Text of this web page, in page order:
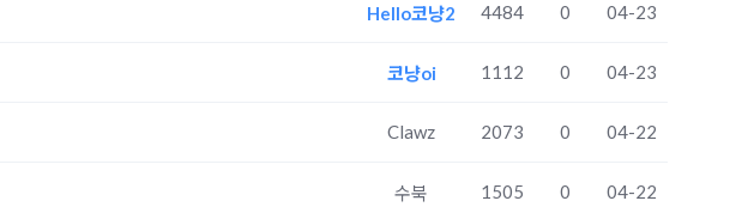
Hello코냥2 4484 0 04-23
코냥oi 1112 0 04-23
Clawz 2073 0 04-22
수북 1505 0 04-22